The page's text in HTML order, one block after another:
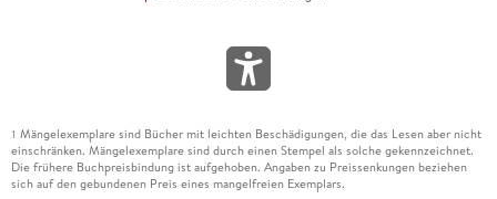
1 Mängelexemplare sind Bücher mit leichten Beschädigungen, die das Lesen aber nicht
einschränken. Mängelexemplare sind durch einen Stempel als solche gekennzeichnet.
Die frühere Buchpreisbindung ist aufgehoben. Angaben zu Preissenkungen beziehen
sich auf den gebundenen Preis eines mangelfreien Exemplars.